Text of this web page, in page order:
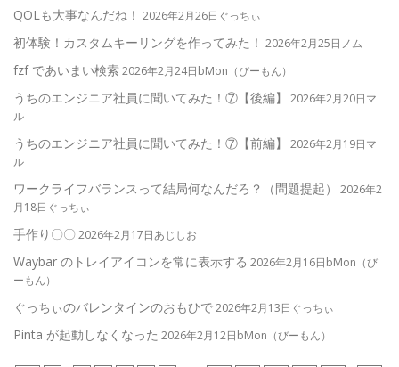
QOLも大事なんだね！ 2026年2月26日ぐっちぃ
初体験！カスタムキーリングを作ってみた！ 2026年2月25日ノム
fzf であいまい検索2026年2月24日bMon（びーもん）
うちのエンジニア社員に聞いてみた！⑦【後編】
2026年2月20日マ
ル
うちのエンジニア社員に聞いてみた！⑦【前編】
2026年2月19日マ
ル
ワークライフバランスって結局何なんだろ？（問題提起）
2026年2
月18日ぐっちぃ
手作り〇〇2026年2月17日あじしお
Waybar のトレイアイコンを常に表示する 2026年2月16日bMon（び
ーもん）
ぐっちぃのバレンタインのおもひで2026年2月13日ぐっちぃ
Pinta が起動しなくなった 2026年2月12日bMon（びーもん）